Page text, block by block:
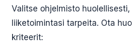
Valitse ohjelmisto
liiketoimintasi tarpeita. Ota
kriteerit: